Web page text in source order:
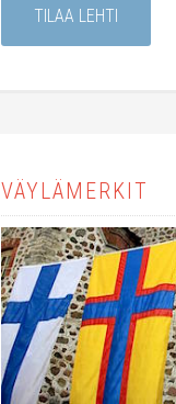
TILAA LEHTI
VÄYLÄMERKIT